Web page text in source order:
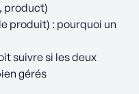
product)
produit) : pourquoi un
suivre si les deux
gérés